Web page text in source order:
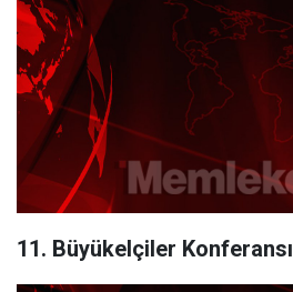
11. Büyükelçiler Konferansı